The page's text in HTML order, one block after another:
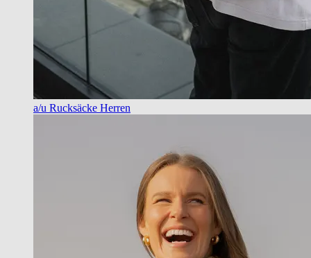
a/u Rucksäcke Herren